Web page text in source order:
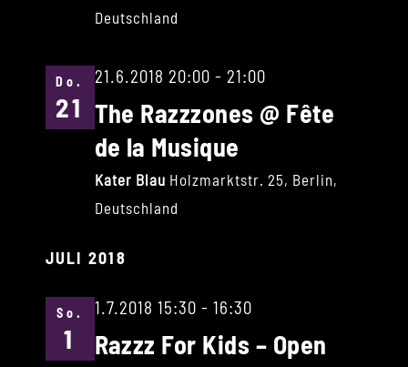
Deutschland
Do.
21
21.6.2018 20:00 - 21:00
The Razzzones @ Fête
de la Musique
Kater Blau Holzmarktstr. 25, Berlin,
Deutschland
JULI 2018
So.
1
1.7.2018 15:30 - 16:30
Razzz For Kids – Open